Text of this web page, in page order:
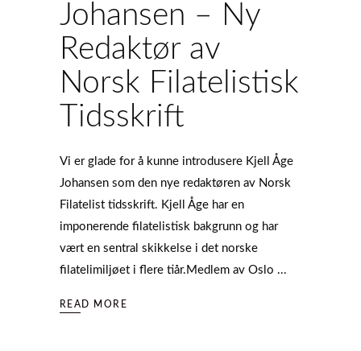
Johansen – Ny
Redaktør av
Norsk Filatelistisk
Tidsskrift
Vi er glade for å kunne introdusere Kjell Åge
Johansen som den nye redaktøren av Norsk
Filatelist tidsskrift. Kjell Åge har en
imponerende filatelistisk bakgrunn og har
vært en sentral skikkelse i det norske
filatelimiljøet i flere tiår.Medlem av Oslo
READ MORE